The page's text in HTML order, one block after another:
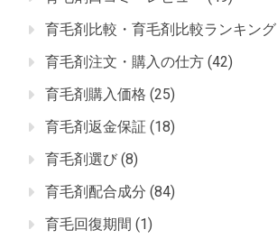
育毛剤比較・育毛剤比較ランキング
育毛剤注文・購入の仕方 (42)
育毛剤購入価格 (25)
育毛剤返金保証 (18)
育毛剤選び (8)
育毛剤配合成分 (84)
育毛回復期間 (1)